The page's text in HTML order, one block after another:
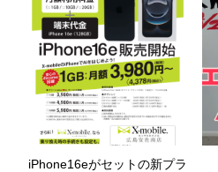
iPhone16eがセットの新プラ